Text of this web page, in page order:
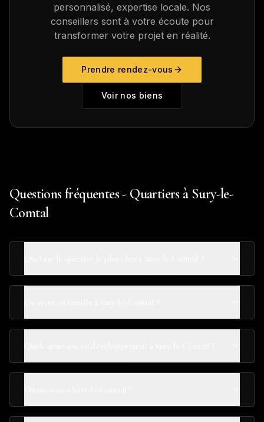
personnalisé, expertise locale. Nos
conseillers sont à votre écoute pour
transformer votre projet en réalité.
Prendre rendez-vous
Voir nos biens
Questions fréquentes - Quartiers à Sury-le-
Comtal